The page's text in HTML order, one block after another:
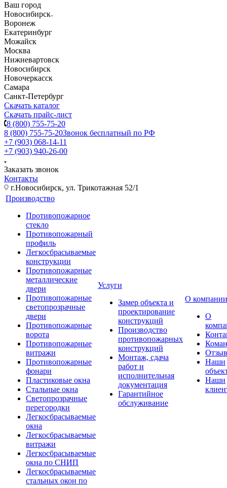
Ваш город
Новосибирск
Воронеж
Екатеринбург
Можайск
Москва
Нижневартовск
Новосибирск
Новочеркасск
Самара
Санкт-Петербург
Скачать каталог
Скачать прайс-лист
8 (800) 755-75-20
8 (800) 755-75-20Звонок бесплатный по РФ
+7 (903) 068-14-11
+7 (903) 940-26-00
Заказать звонок
Контакты
г.Новосибирск, ул. Трикотажная 52/1
Производство
Противопожарное
стекло
Противопожарный
профиль
Легкосбрасываемые
конструкции
Противопожарные
металлические
двери
Противопожарные
светопрозрачные
двери
Противопожарные
ворота
Противопожарные
витражи
Противопожарные
фонари
Пластиковые окна
Стальные окна
Светопрозрачные
перегородки
Легкосбрасываемые
окна
Легкосбрасываемые
витражи
Легкосбрасываемые
окна по СНИП
Легкосбрасываемые
стальных окон по
Услуги
Замер объекта и
проектирование
конструкций
Производство
противопожарных
конструкций
Монтаж, сдача
работ и
исполнительная
документация
Гарантийное
обслуживание
О компании
О
Наши
Наши